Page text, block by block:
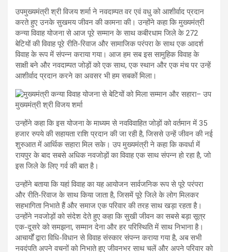
उपमुख्यमंत्री श्री विजय शर्मा ने नवदाम्पत वर एवं वधु को आशीर्वाद प्रदान
करते हुए उनके सुखमय जीवन की कामना की। उन्होंने कहा कि मुख्यमंत्री
कन्या विवाह योजना से आज पूरे सम्मान के साथ कबीरधाम जिले के 272
बेटियों की विवाह पूरे रीति-रिवाज और सामाजिक परंपरा के साथ एक आदर्श
विवाह के रूप में संपन्न कराया गया। आज हम सब इस सामुहिक विवाह के
साक्षी बने और नवदाम्पत जोड़ों को एक साथ, एक स्थान और एक मंच पर उन्हें
आशीर्वाद प्रदान करने का अवसर भी हम सबकों मिला।
उन्होंने कहा कि इस योजना के माध्यम से नवविवाहित जोड़ों को वर्तमान में 35
हजार रुपये की सहायता राशि प्रदान की जा रही है, जिससे उन्हें जीवन की नई
शुरुआत में आर्थिक सहारा मिल सके। उप मुख्यमंत्री ने कहा कि कवर्धा में
रायपुर के बाद सबसे अधिक नवजोड़ों का विवाह एक साथ संपन्न हो रहा है, जो
इस जिले के लिए गर्व की बात है।
उन्होंने बताया कि यहां विवाह का यह आयोजन सार्वजनिक रूप से पूरे परंपरा
और रीति-रिवाज के साथ किया जाता है, जिसमें पूरे जिले के लोग मिलकर
सहभागिता निभाते हैं और समाज एक परिवार की तरह साथ खड़ा रहता है।
उन्होंने नवजोड़ों को संदेश देते हुए कहा कि सुखी जीवन का सबसे बड़ा सूत्र
एक-दूसरे को समझना, सम्मान देना और हर परिस्थिति में साथ निभाना है।
आचार्यों द्वारा विधि-विधान से विवाह संस्कार संपन्न कराया गया है, अब सभी
नवदंपति अपने वचनों को निभाते हुए जीवनभर साथ चलें और अपने परिवार को